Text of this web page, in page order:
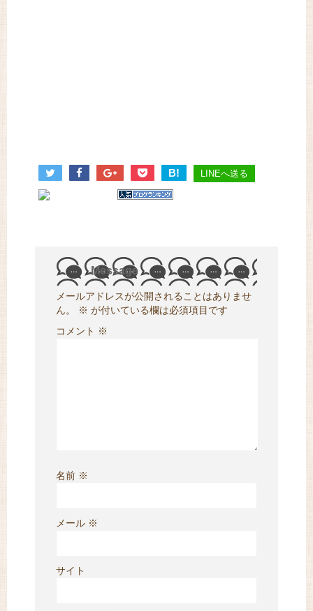
B! LINEへ送る
Message
メールアドレスが公開されることはありませ
ん。
※ が付いている欄は必須項目です
コメント ※
名前 ※
メール ※
サイト